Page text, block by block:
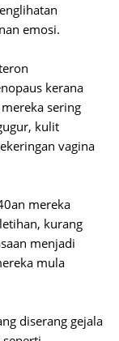
emosi.
kerana
sering
kulit
vagina
mereka
kurang
menjadi
mula
diserang gejala